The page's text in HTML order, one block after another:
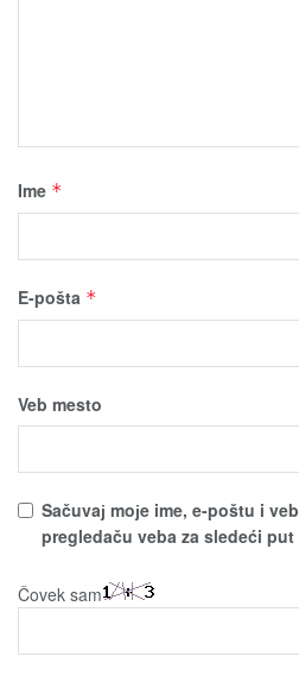
Ime *
E-pošta *
Veb mesto
Sačuvaј moјe ime, e-poštu i
pregledaču veba za sledeći
Čovek sam